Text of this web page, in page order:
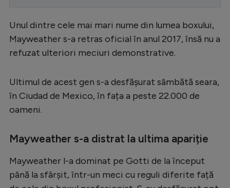
Serie A
Ligue 1
Stranieri
Clasamente
Unul dintre cele mai mari nume din lumea boxului,
Mayweather s-a retras oficial în anul 2017, însă nu a
refuzat ulteriori meciuri demonstrative.
Ultimul de acest gen s-a desfășurat sâmbătă seara,
în Ciudad de Mexico, în fața a peste 22.000 de
oameni.
Mayweather s-a distrat la ultima apariție
Mayweather l-a dominat pe Gotti de la început
până la sfârșit, într-un meci cu reguli diferite față